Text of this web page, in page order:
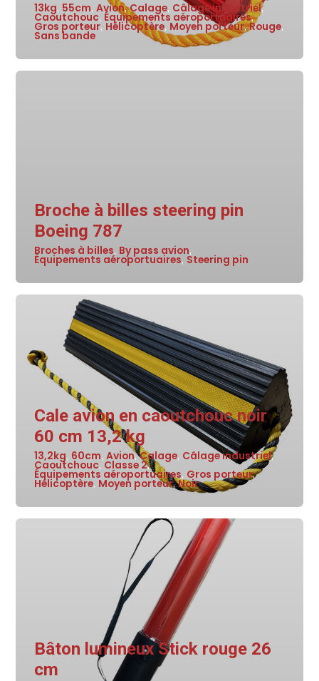
13kg, 55cm, Avion,Calage, Câlage industriel,
Caoutchouc, Équipements aéroportuaires,
Gros porteur, Hélicoptère, Moyen porteur,Rouge,
Sans bande
Broche à billes steering pin
Boeing 787
Broches à billes, By pass avion,
Équipements aéroportuaires, Steering pin
Cale avion en caoutchouc noir
60 cm 13,2 kg
13,2kg, 60cm, Avion,Calage, Câlage industriel,
Caoutchouc, Classe 2,
Équipements aéroportuaires, Gros porteur,
Hélicoptère, Moyen porteur,Noir
Bâton lumineux Stick rouge 26
cm